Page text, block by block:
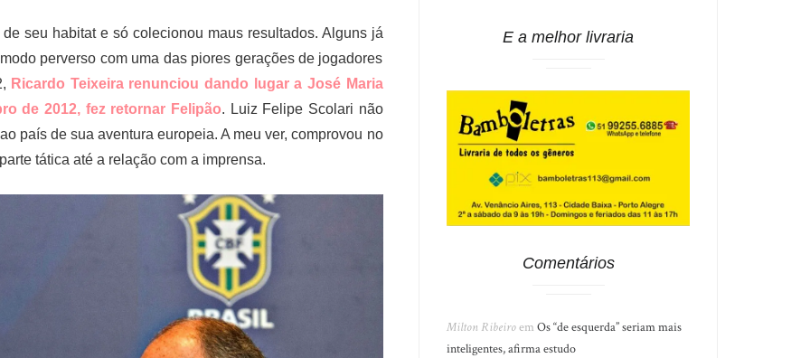
seu habitat e só colecionou maus resultados. Alguns já
perverso com uma das piores gerações de jogadores
Ricardo Teixeira renunciou dando lugar a José Maria
de 2012, fez retornar Felipão. Luiz Felipe Scolari não
país de sua aventura europeia. A meu ver, comprovou no
tática até a relação com a imprensa.
E a melhor livraria
Comentários
Milton RibeiroemOs “de esquerda” seriam mais
inteligentes, afirma estudo